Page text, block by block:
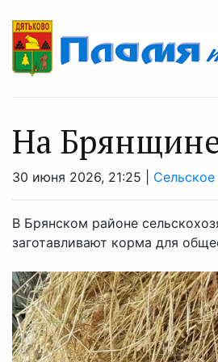
На Брянщине
30 июня 2026, 21:25 | Сельское
В Брянском районе
заготавливают корма для